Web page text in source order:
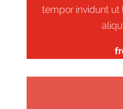
tempor invidunt ut